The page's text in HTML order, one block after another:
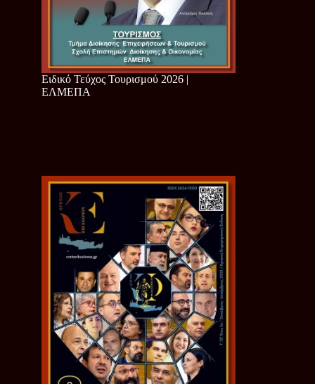
Ειδικό Τεύχος Τουρισμού 2026 |
ΕΛΜΕΠΑ